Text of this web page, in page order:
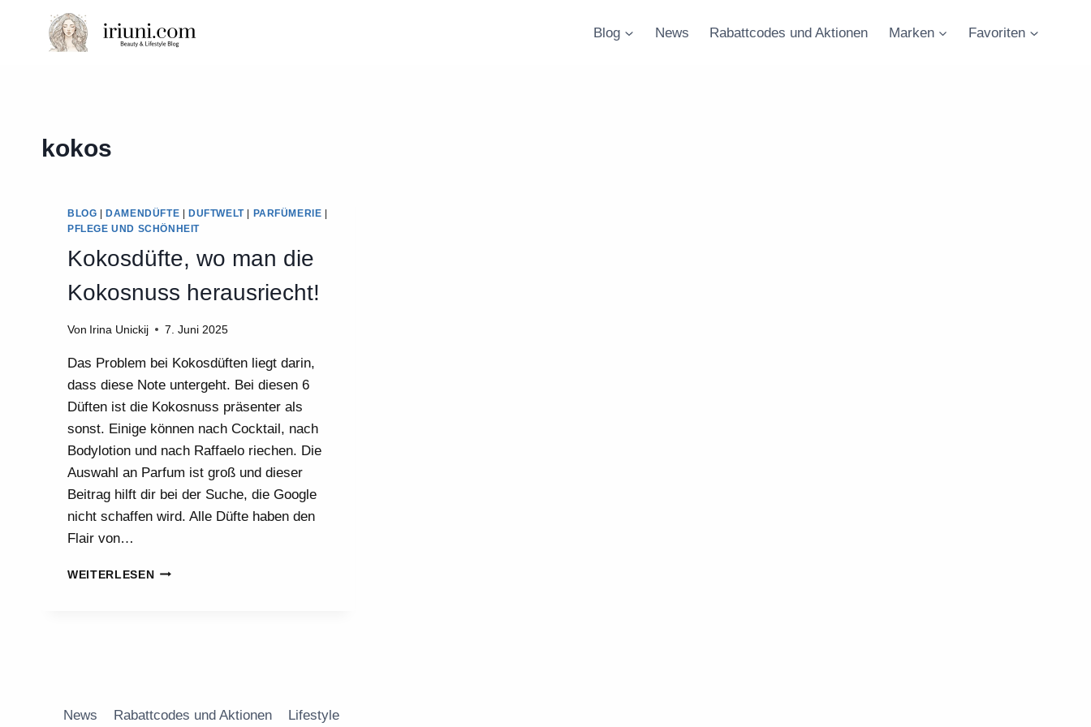
springen
Blog News Rabattcodes und Aktionen Marken Favoriten
kokos
BLOG DAMENDÜFTE DUFTWELT| PARFÜMERIE
PFLEGE UND SCHÖNHEIT
Kokosdüfte, wo man die
Kokosnuss herausriecht!
Von Irina Unickij 7. Juni 2025
Das Problem bei Kokosdüften liegt darin,
dass diese Note untergeht. Bei diesen 6
Düften ist die Kokosnuss präsenter als
sonst. Einige können nach Cocktail, nach
Bodylotion und nach Raffaelo riechen. Die
Auswahl an Parfum ist groß und dieser
Beitrag hilft dir bei der Suche, die Google
nicht schaffen wird. Alle Düfte haben den
Flair von…
WEITERLESENKOKOSDÜFTE,
News Rabattcodes und Aktionen Lifestyle